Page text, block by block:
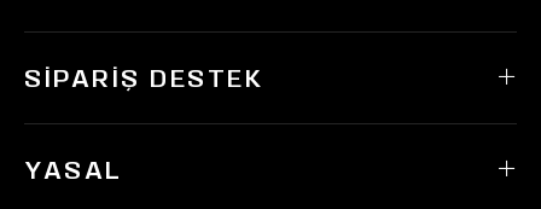
SIPARIŞ DESTEK
YASAL